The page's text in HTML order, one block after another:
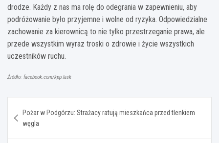
drodze. Każdy z nas ma rolę do odegrania w zapewnieniu, aby
podróżowanie było przyjemne i wolne od ryzyka. Odpowiedzialne
zachowanie za kierownicą to nie tylko przestrzeganie prawa, ale
przede wszystkim wyraz troski o zdrowie i życie wszystkich
uczestników ruchu.
Źródło: facebook.com/kpp.lask
wpisu
Pożar w Podgórzu: Strażacy ratują mieszkańca przed tlenkiem
węgla